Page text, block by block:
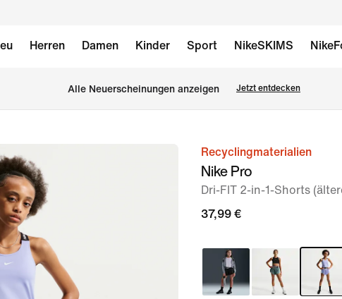
Herren Damen Kinder Sport NikeSKIMS
Alle Neuerscheinungen anzeigen Jetzt entdecken
Bild 1Recyclingmaterialien
Nike Pro
Dri-FIT 2-in-1-Shorts
37,99 €